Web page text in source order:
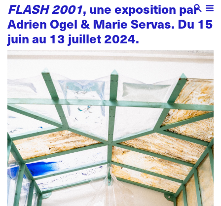
FLASH 2001, une exposition par
Adrien Ogel & Marie Servas. Du 15
juin au 13 juillet 2024.